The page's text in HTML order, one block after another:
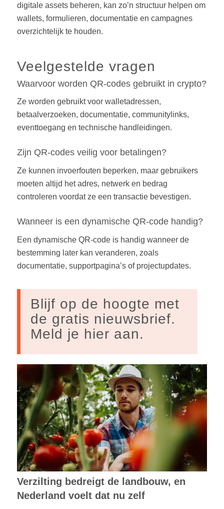
digitale assets beheren, kan zo’n structuur helpen om
wallets, formulieren, documentatie en campagnes
overzichtelijk te houden.
Veelgestelde vragen
Waarvoor worden QR-codes gebruikt in crypto?
Ze worden gebruikt voor walletadressen,
betaalverzoeken, documentatie, communitylinks,
eventtoegang en technische handleidingen.
Zijn QR-codes veilig voor betalingen?
Ze kunnen invoerfouten beperken, maar gebruikers
moeten altijd het adres, netwerk en bedrag
controleren voordat ze een transactie bevestigen.
Wanneer is een dynamische QR-code handig?
Een dynamische QR-code is handig wanneer de
bestemming later kan veranderen, zoals
documentatie, supportpagina’s of projectupdates.
Blijf op de hoogte met
de gratis nieuwsbrief.
Meld je hier aan.
Verzilting bedreigt de landbouw, en
Nederland voelt dat nu zelf